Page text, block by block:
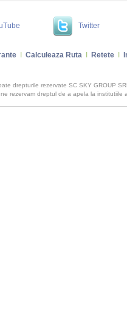
Twitter
Calculeaza Ruta Retete
drepturile rezervate SC SKY GROUP
rezervam dreptul de a apela la institutiile